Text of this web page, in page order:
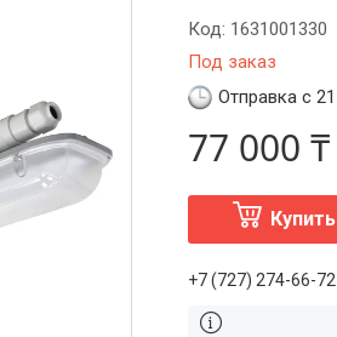
Под заказ
Код: 1631001330
Отправка с
77 000 ₸
Купить
+7 (727) 274-66-72